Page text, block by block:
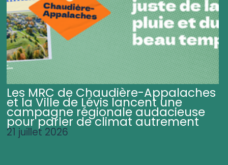
Les MRC de Chaudière-Appalaches
et la Ville de Lévis lancent une
campagne régionale audacieuse
pour parler de climat autrement
21 juillet 2026